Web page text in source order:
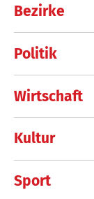
Bezirke
Politik
Wirtschaft
Kultur
Sport